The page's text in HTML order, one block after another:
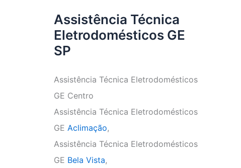
Assistência Técnica
Eletrodomésticos GE
SP
Assistência Técnica Eletrodomésticos
GE Centro
Assistência Técnica Eletrodomésticos
GE Aclimação,
Assistência Técnica Eletrodomésticos
GE Bela Vista,